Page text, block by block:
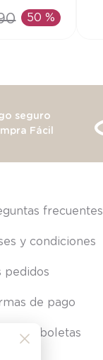
50 %
seguro
Fácil
frecuentes
y condiciones
pedidos
de pago
boletas